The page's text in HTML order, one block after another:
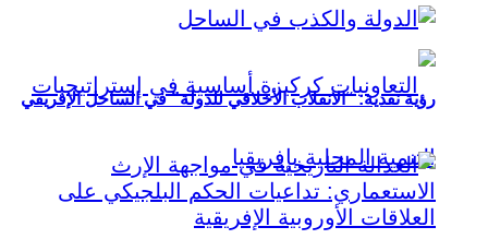
رؤية نقدية: “الانقلاب الأخلاقي للدولة” في الساحل الإفريقي